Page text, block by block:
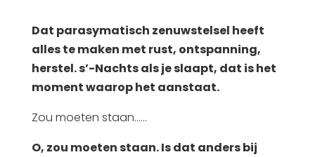
Dat parasymatisch zenuwstelsel heeft
alles te maken met rust, ontspanning,
herstel. s’-Nachts als je slaapt, dat is het
moment waarop het aanstaat.
Zou moeten staan……
O, zou moeten staan. Is dat anders bij